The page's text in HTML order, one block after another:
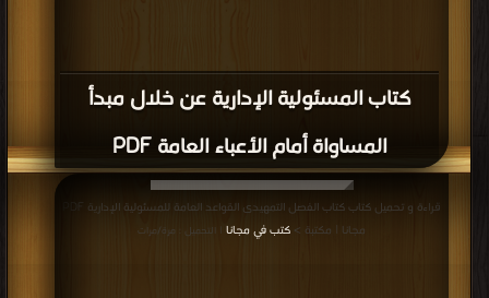
كتاب المسئولية الإدارية عن خلال مبدأ
المساواة أمام الأعباء العامة PDF
مجانا | مكتبة > كتب في مجانا | التحميل : مرة/مرات